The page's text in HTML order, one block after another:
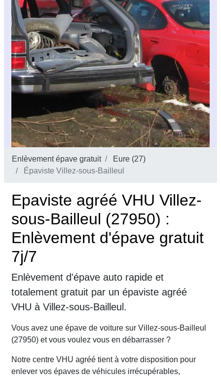
Enlèvement épave gratuit
Eure (27)
Épaviste Villez-sous-Bailleul
Epaviste agréé VHU Villez-
sous-Bailleul (27950) :
Enlèvement d'épave gratuit
7j/7
Enlèvement d'épave auto rapide et
totalement gratuit par un épaviste agréé
VHU à Villez-sous-Bailleul.
Vous avez une épave de voiture sur Villez-sous-Bailleul
(27950) et vous voulez vous en débarrasser ?
Notre centre VHU agréé tient à votre disposition pour
enlever vos épaves de véhicules irrécupérables,